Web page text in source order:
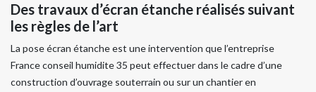
Des travaux d’écran étanche réalisés suivant
les règles de l’art
La pose écran étanche est une intervention que l’entreprise
France conseil humidite 35 peut effectuer dans le cadre d’une
construction d’ouvrage souterrain ou sur un chantier en